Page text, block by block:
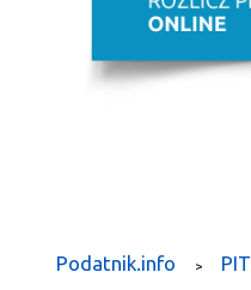
Podatnik.info >